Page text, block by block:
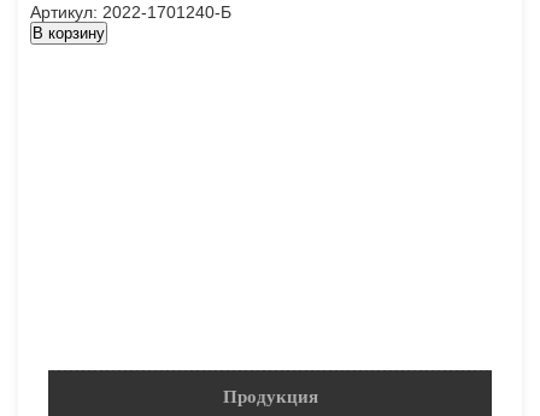
Артикул: 2022-1701240-Б
В корзину
Продукция